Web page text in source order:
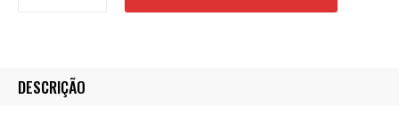
(Cabo
DESCRIÇÃO